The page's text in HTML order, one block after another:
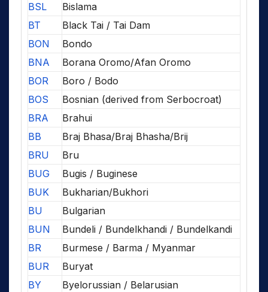
BSL
Bislama
BT
Black Tai / Tai Dam
BON
Bondo
BNA
Borana Oromo/Afan Oromo
BOR
Boro / Bodo
BOS
Bosnian (derived from Serbocroat)
BRA
Brahui
BB
Braj Bhasa/Braj Bhasha/Brij
BRU
Bru
BUG
Bugis / Buginese
BUK
Bukharian/Bukhori
BU
Bulgarian
BUN
Bundeli / Bundelkhandi / Bundelkandi
BR
Burmese / Barma / Myanmar
BUR
Buryat
BY
Byelorussian / Belarusian